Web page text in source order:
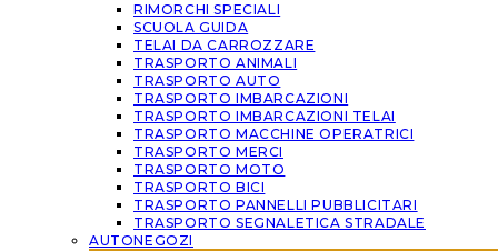
RIMORCHI SPECIALI
SCUOLA GUIDA
TELAI DA CARROZZARE
TRASPORTO ANIMALI
TRASPORTO AUTO
TRASPORTO IMBARCAZIONI
TRASPORTO IMBARCAZIONI TELAI
TRASPORTO MACCHINE OPERATRICI
TRASPORTO MERCI
TRASPORTO MOTO
TRASPORTO BICI
TRASPORTO PANNELLI PUBBLICITARI
TRASPORTO SEGNALETICA STRADALE
AUTONEGOZI